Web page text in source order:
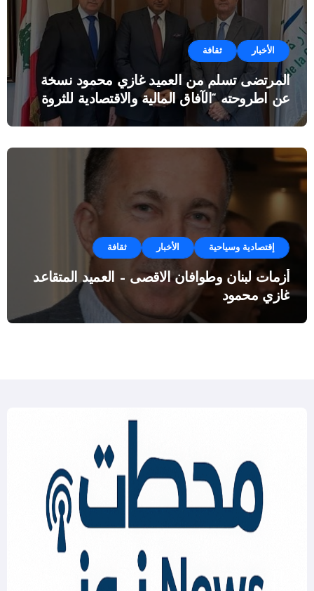
الأخبار ثقافة
المرتضى تسلم من العميد غازي محمود نسخة
عن اطروحته “الآفاق المالية والاقتصادية للثروة
إقتصادية وسياحية الأخبار ثقافة
أزمات لبنان وطوافان الاقصى – العميد المتقاعد
غازي محمود